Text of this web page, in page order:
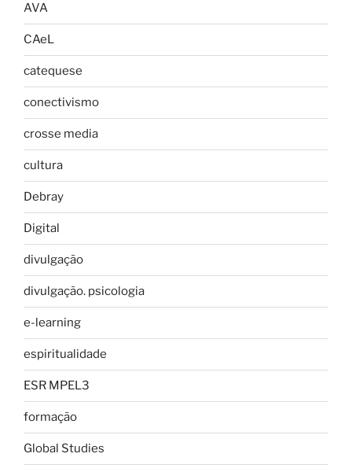
AVA
CAeL
catequese
conectivismo
crosse media
cultura
Debray
Digital
divulgação
divulgação. psicologia
e-learning
espiritualidade
ESR MPEL3
formação
Global Studies